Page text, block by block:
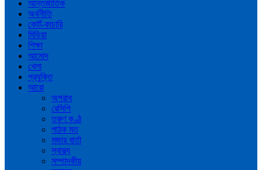
আন্তর্জাতিক
অর্থনীতি
কোর্ট-কাচারি
মিডিয়া
শিক্ষা
আমোদ
খেলা
প্রযুক্তি
আরো
অপরাধ
রেসিপি
তরুণ কণ্ঠ
পাঠক মত
মজার বার্তা
স্বাস্থ্য
সম্পাদকীয়